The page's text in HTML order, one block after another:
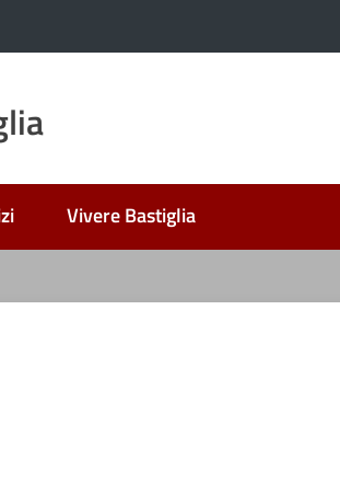
Vivere Bastiglia